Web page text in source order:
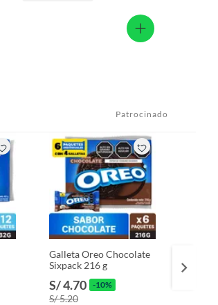
Patrocinado
Galleta Oreo Chocolate
Sixpack 216 g
S/ 4.70 -10%
S/ 5.20